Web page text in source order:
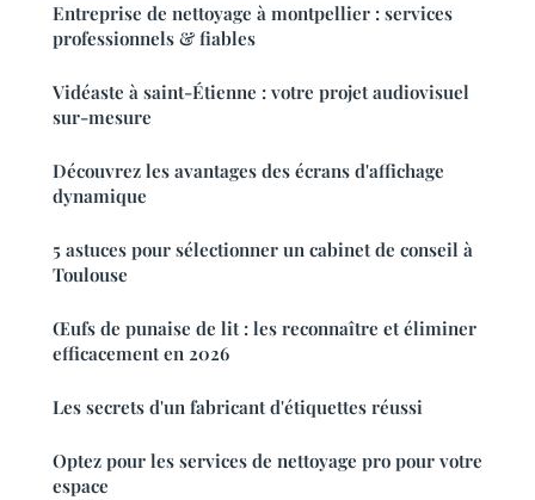
Entreprise de nettoyage à montpellier : services
professionnels & fiables
Vidéaste à saint-Étienne : votre projet audiovisuel
sur-mesure
Découvrez les avantages des écrans d'affichage
dynamique
5 astuces pour sélectionner un cabinet de conseil à
Toulouse
Œufs de punaise de lit : les reconnaître et éliminer
efficacement en 2026
Les secrets d'un fabricant d'étiquettes réussi
Optez pour les services de nettoyage pro pour votre
espace